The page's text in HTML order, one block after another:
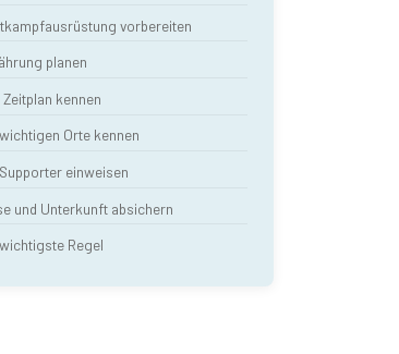
vorbereiten
planen
Zeitplan kennen
Orte kennen
einweisen
und Unterkunft absichern
Regel